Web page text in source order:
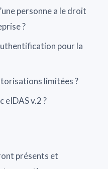
personne a le droit
?
pour la
limitées ?
eIDAS v.2 ?
présents et